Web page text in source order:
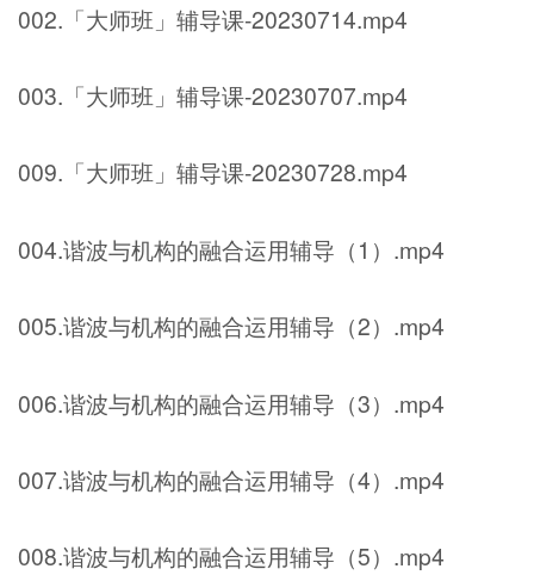
002.「大师班」辅导课-20230714.mp4
003.「大师班」辅导课-20230707.mp4
009.「大师班」辅导课-20230728.mp4
004.谐波与机构的融合运用辅导（1）.mp4
005.谐波与机构的融合运用辅导（2）.mp4
006.谐波与机构的融合运用辅导（3）.mp4
007.谐波与机构的融合运用辅导（4）.mp4
008.谐波与机构的融合运用辅导（5）.mp4